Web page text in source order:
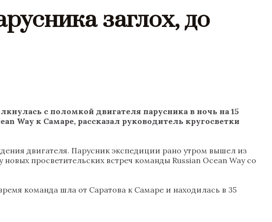
заглох, до
с поломкой двигателя парусника в ночь на 15
Way к Самаре, рассказал руководитель кругосветки
двигателя. Парусник экспедиции рано утром вышел из
просветительских встреч команды Russian Ocean Way со
команда шла от Саратова к Самаре и находилась в 35